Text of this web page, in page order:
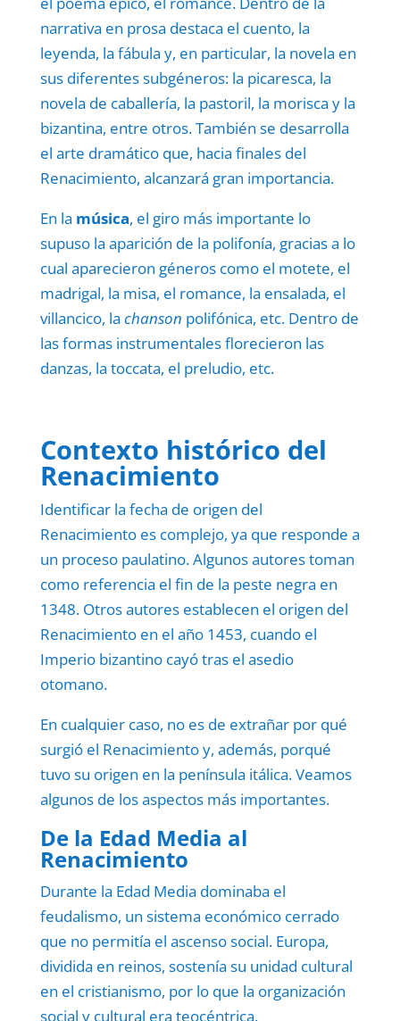
narrativa en prosa destaca el cuento, la
leyenda, la fábula y, en particular, la novela en
sus diferentes subgéneros: la picaresca, la
novela de caballería, la pastoril, la morisca y la
bizantina, entre otros. También se desarrolla
el arte dramático que, hacia finales del
Renacimiento, alcanzará gran importancia.
En la música, el giro más importante lo
supuso la aparición de la polifonía, gracias a lo
cual aparecieron géneros como el motete, el
madrigal, la misa, el romance, la ensalada, el
villancico, la chanson polifónica, etc. Dentro de
las formas instrumentales florecieron las
danzas, la toccata, el preludio, etc.
Contexto histórico del
Renacimiento
Identificar la fecha de origen del
Renacimiento es complejo, ya que responde a
un proceso paulatino. Algunos autores toman
como referencia el fin de la peste negra en
1348. Otros autores establecen el origen del
Renacimiento en el año 1453, cuando el
Imperio bizantino cayó tras el asedio
otomano.
En cualquier caso, no es de extrañar por qué
surgió el Renacimiento y, además, porqué
tuvo su origen en la península itálica. Veamos
algunos de los aspectos más importantes.
De la Edad Media al
Renacimiento
Durante la Edad Media dominaba el
feudalismo, un sistema económico cerrado
que no permitía el ascenso social. Europa,
dividida en reinos, sostenía su unidad cultural
en el cristianismo, por lo que la organización
social y cultural era teocéntrica.